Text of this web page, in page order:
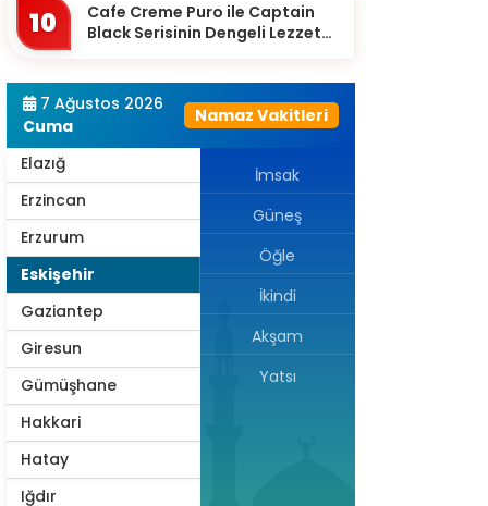
10
Cafe Creme Puro ile Captain
Black Serisinin Dengeli Lezzet
7 Ağustos 2026
Cuma
Namaz Vakitleri
Denizli
Diyarbakır
Düzce
Edirne
Elazığ
Erzincan
Erzurum
Eskişehir
Gaziantep
Giresun
Gümüşhane
Hakkari
Hatay
Iğdır
İmsak
Güneş
Öğle
İkindi
Akşam
Yatsı